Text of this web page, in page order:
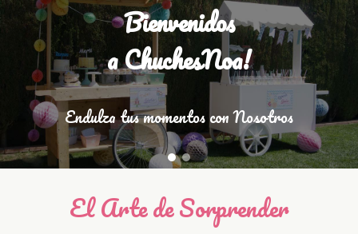
Bienvenidos
a ChuchesNoa!
Endulza tus momentos con Nosotros
El Arte de Sorprender